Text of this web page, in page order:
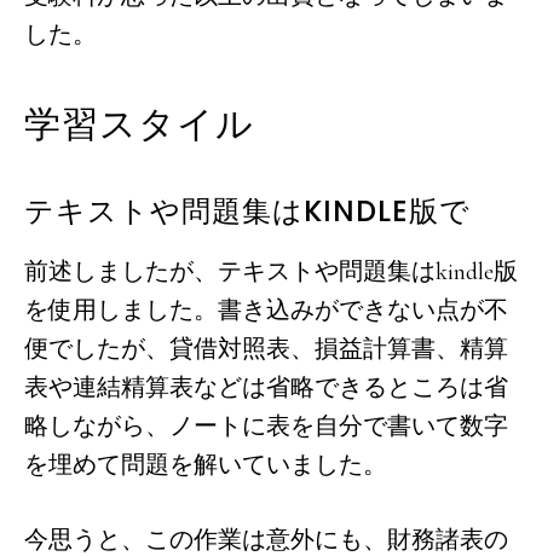
した。
学習スタイル
テキストや問題集はKINDLE版で
前述しましたが、テキストや問題集はkindle版
を使用しました。書き込みができない点が不
便でしたが、貸借対照表、損益計算書、精算
表や連結精算表などは省略できるところは省
略しながら、ノートに表を自分で書いて数字
を埋めて問題を解いていました。
今思うと、この作業は意外にも、財務諸表の